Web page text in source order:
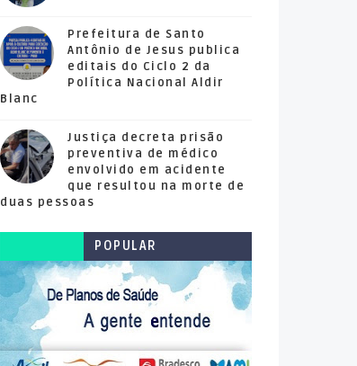
Prefeitura de Santo
Antônio de Jesus publica
editais do Ciclo 2 da
Política Nacional Aldir
Blanc
Justiça decreta prisão
preventiva de médico
envolvido em acidente
que resultou na morte de
duas pessoas
POPULAR